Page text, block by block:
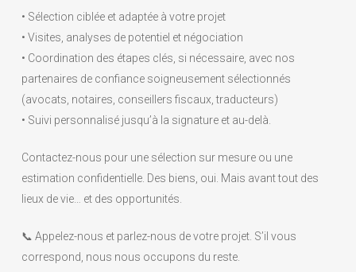
• Sélection ciblée et adaptée à votre projet
• Visites, analyses de potentiel et négociation
• Coordination des étapes clés, si nécessaire, avec nos
partenaires de confiance soigneusement sélectionnés
(avocats, notaires, conseillers fiscaux, traducteurs)
• Suivi personnalisé jusqu’à la signature et au-delà.
Contactez-nous pour une sélection sur mesure ou une
estimation confidentielle. Des biens, oui. Mais avant tout des
lieux de vie… et des opportunités.
📞 Appelez-nous et parlez-nous de votre projet. S’il vous
correspond, nous nous occupons du reste.